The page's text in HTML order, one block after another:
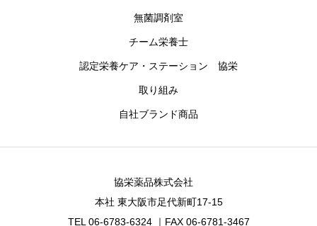
無菌調剤室
チーム栄養士
認定栄養ケア・ステーション 協栄
取り組み
自社ブランド商品
協栄薬品株式会社
本社 東大阪市足代新町17-15
TEL 06-6783-6324 ｜FAX 06-6781-3467